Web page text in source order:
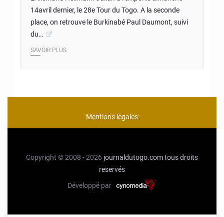
14avril dernier, le 28e Tour du Togo. A la seconde
place, on retrouve le Burkinabé Paul Daumont, suivi
du…
SAVOIR PLUS
Mentions legales
Copyright © 2008 - 2026 journaldutogo.comtous droits
reservés
Développé par